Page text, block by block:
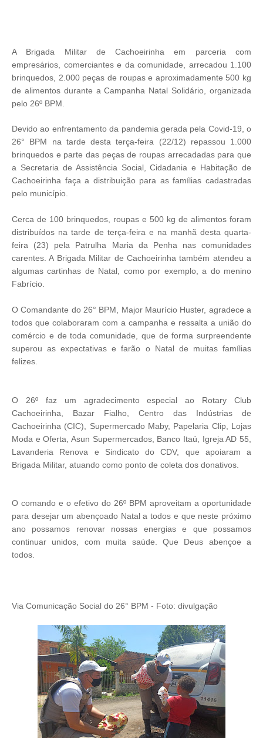
A Brigada Militar de Cachoeirinha em parceria com
empresários, comerciantes e da comunidade, arrecadou 1.100
brinquedos, 2.000 peças de roupas e aproximadamente 500 kg
de alimentos durante a Campanha Natal Solidário, organizada
pelo 26º BPM.
Devido ao enfrentamento da pandemia gerada pela Covid-19, o
26° BPM na tarde desta terça-feira (22/12) repassou 1.000
brinquedos e parte das peças de roupas arrecadadas para que
a Secretaria de Assistência Social, Cidadania e Habitação de
Cachoeirinha faça a distribuição para as famílias cadastradas
pelo município.
Cerca de 100 brinquedos, roupas e 500 kg de alimentos foram
distribuídos na tarde de terça-feira e na manhã desta quarta-
feira (23) pela Patrulha Maria da Penha nas comunidades
carentes. A Brigada Militar de Cachoeirinha também atendeu a
algumas cartinhas de Natal, como por exemplo, a do menino
Fabrício.
O Comandante do 26° BPM, Major Maurício Huster, agradece a
todos que colaboraram com a campanha e ressalta a união do
comércio e de toda comunidade, que de forma surpreendente
superou as expectativas e farão o Natal de muitas famílias
felizes.
O 26º faz um agradecimento especial ao Rotary Club
Cachoeirinha, Bazar Fialho, Centro das Indústrias de
Cachoeirinha (CIC), Supermercado Maby, Papelaria Clip, Lojas
Moda e Oferta, Asun Supermercados, Banco Itaú, Igreja AD 55,
Lavanderia Renova e Sindicato do CDV, que apoiaram a
Brigada Militar, atuando como ponto de coleta dos donativos.
O comando e o efetivo do 26º BPM aproveitam a oportunidade
para desejar um abençoado Natal a todos e que neste próximo
ano possamos renovar nossas energias e que possamos
continuar unidos, com muita saúde. Que Deus abençoe a
todos.
Via Comunicação Social do 26° BPM - Foto: divulgação